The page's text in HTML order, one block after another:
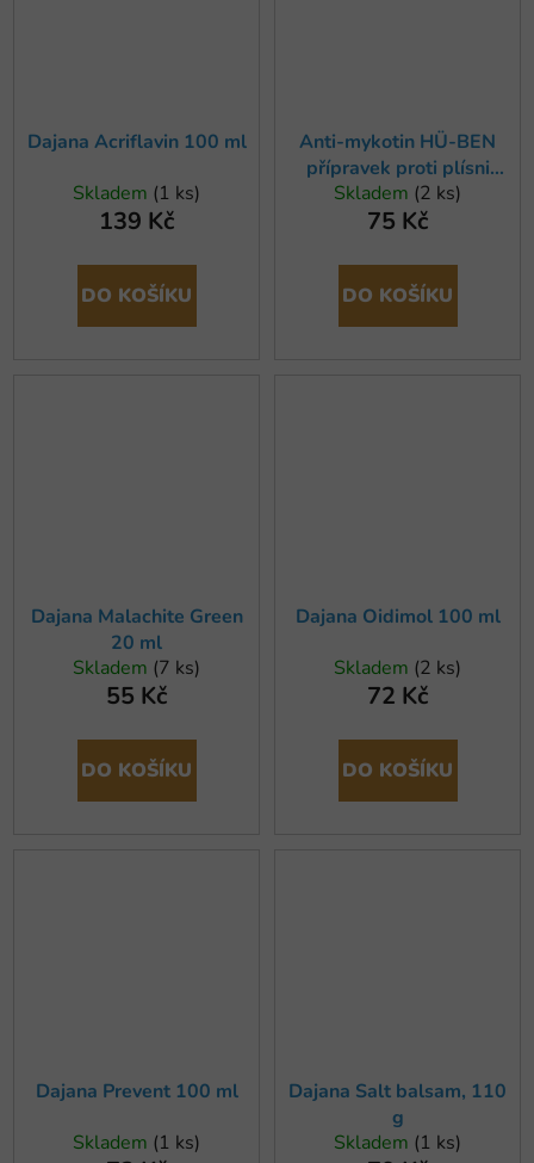
Dajana Acriflavin 100 ml
Skladem (1 ks)
139 Kč
DO KOŠÍKU
Anti-mykotin HÜ-BEN
přípravek proti plísni
50ml
Skladem (2 ks)
75 Kč
DO KOŠÍKU
Dajana Malachite Green
20 ml
Skladem (7 ks)
55 Kč
DO KOŠÍKU
Dajana Oidimol 100 ml
Skladem (2 ks)
72 Kč
DO KOŠÍKU
Dajana Prevent 100 ml
Skladem (1 ks)
Dajana Salt balsam, 110
g
Skladem (1 ks)